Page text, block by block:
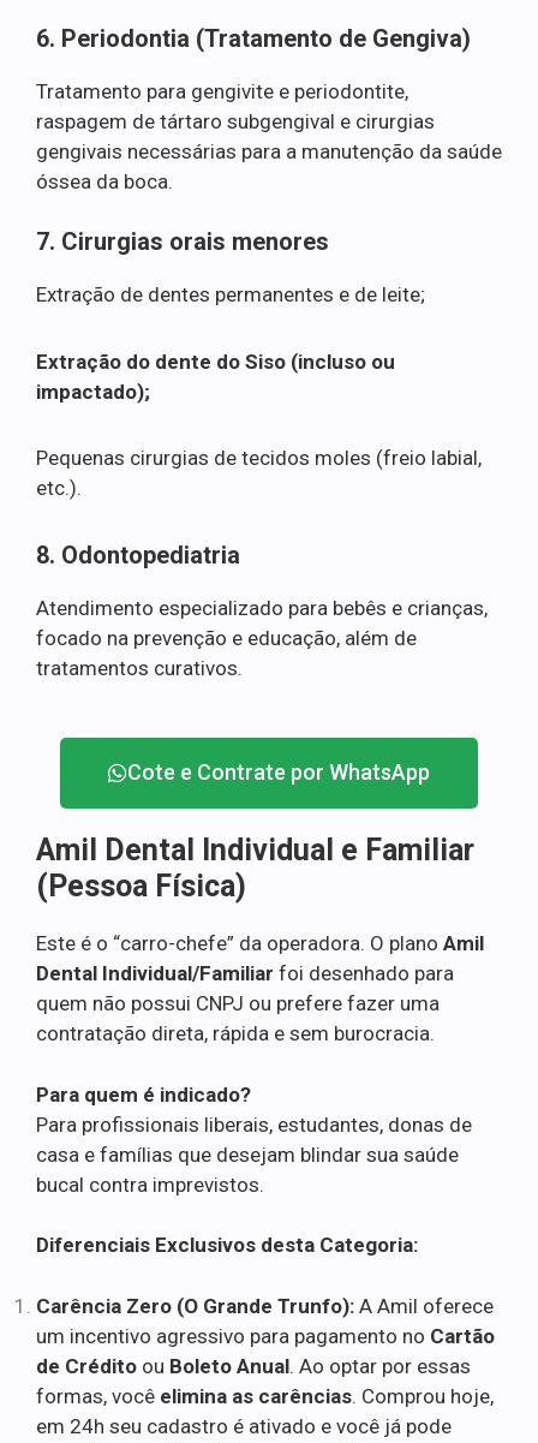
6. Periodontia (Tratamento de Gengiva)
Tratamento para gengivite e periodontite,
raspagem de tártaro subgengival e cirurgias
gengivais necessárias para a manutenção da saúde
óssea da boca.
7. Cirurgias orais menores
Extração de dentes permanentes e de leite;
Extração do dente do Siso (incluso ou
impactado);
Pequenas cirurgias de tecidos moles (freio labial,
etc.).
8. Odontopediatria
Atendimento especializado para bebês e crianças,
focado na prevenção e educação, além de
tratamentos curativos.
Cote e Contrate por WhatsApp
Amil Dental Individual e Familiar
(Pessoa Física)
Este é o “carro-chefe” da operadora. O plano Amil
Dental Individual/Familiar foi desenhado para
quem não possui CNPJ ou prefere fazer uma
contratação direta, rápida e sem burocracia.
Para quem é indicado?
Para profissionais liberais, estudantes, donas de
casa e famílias que desejam blindar sua saúde
bucal contra imprevistos.
Diferenciais Exclusivos desta Categoria:
Carência Zero (O Grande Trunfo): A Amil oferece
um incentivo agressivo para pagamento no Cartão
de Crédito ou Boleto Anual. Ao optar por essas
formas, você elimina as carências. Comprou hoje,
em 24h seu cadastro é ativado e você já pode